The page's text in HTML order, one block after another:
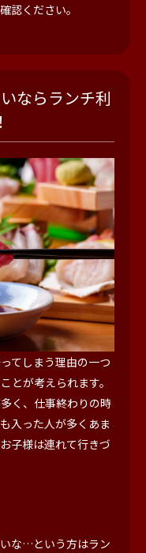
認ください。
ならランチ利
てしまう理由の一つ
とが考えられます。
く、仕事終わりの時
入った人が多くあま
子様は連れて行きづ
な…という方はラン